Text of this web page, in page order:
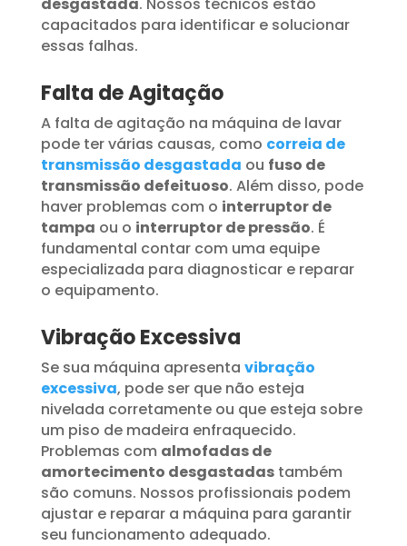
capacitados para identificar e solucionar
essas falhas.
Falta de Agitação
A falta de agitação na máquina de lavar
pode ter várias causas, como correia de
transmissão desgastada ou fuso de
transmissão defeituoso. Além disso, pode
haver problemas com o interruptor de
tampa ou o interruptor de pressão. É
fundamental contar com uma equipe
especializada para diagnosticar e reparar
o equipamento.
Vibração Excessiva
Se sua máquina apresenta vibração
excessiva, pode ser que não esteja
nivelada corretamente ou que esteja sobre
um piso de madeira enfraquecido.
Problemas com almofadas de
amortecimento desgastadastambém
são comuns. Nossos profissionais podem
ajustar e reparar a máquina para garantir
seu funcionamento adequado.